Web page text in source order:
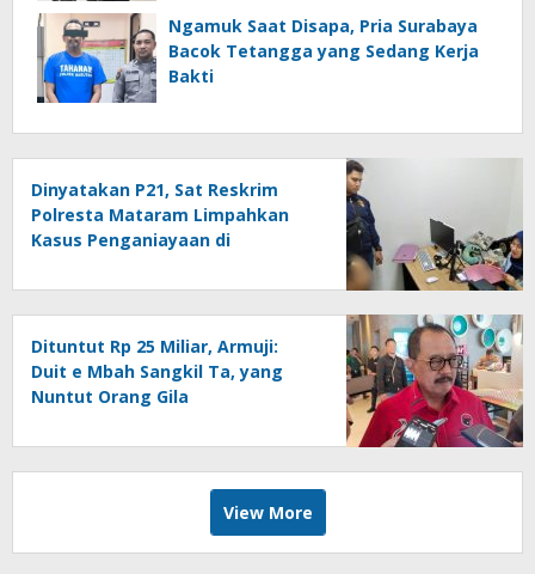
Ngamuk Saat Disapa, Pria Surabaya
Bacok Tetangga yang Sedang Kerja
Bakti
Dinyatakan P21, Sat Reskrim
Polresta Mataram Limpahkan
Kasus Penganiayaan di
Dituntut Rp 25 Miliar, Armuji:
Duit e Mbah Sangkil Ta, yang
Nuntut Orang Gila
View More